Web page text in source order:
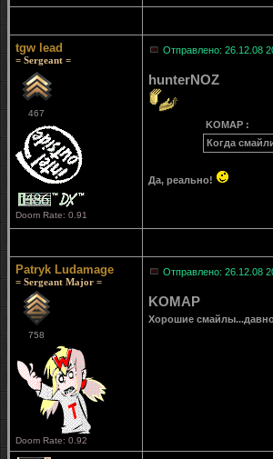
tgw lead
= Sergeant =
467
Doom Rate: 0.91
Отправлено: 26.12.08
hunterNOZ
KOMAP :
Когда
Да, реально!
Patryk Ludamage
= Sergeant Major =
758
Doom Rate: 0.92
Отправлено: 26.12.08
KOMAP
Хорошие смайлы...давно